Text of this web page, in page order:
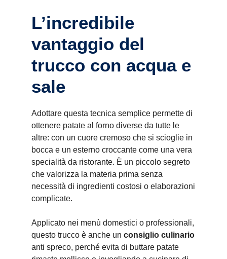
L’incredibile
vantaggio del
trucco con acqua e
sale
Adottare questa tecnica semplice permette di
ottenere patate al forno diverse da tutte le
altre: con un cuore cremoso che si scioglie in
bocca e un esterno croccante come una vera
specialità da ristorante. È un piccolo segreto
che valorizza la materia prima senza
necessità di ingredienti costosi o elaborazioni
complicate.
Applicato nei menù domestici o professionali,
questo trucco è anche un consiglio culinario
anti spreco, perché evita di buttare patate